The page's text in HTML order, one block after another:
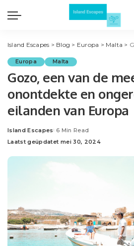
Island Escapes > Blog > Europa > Malta >
Europa Malta
Gozo, een van de
onontdekte en
eilanden van Europa
Posted
by
Island Escapes 6 Min Read
Laatst geüpdatet mei 30, 2024